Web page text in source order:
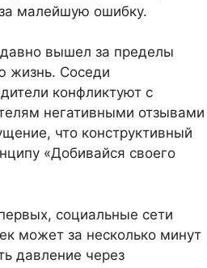
малейшую ошибку.
вышел за пределы
жизнь. Соседи
конфликтуют с
негативными отзывами
что конструктивный
«Добивайся своего
социальные сети
может за несколько минут
давление через